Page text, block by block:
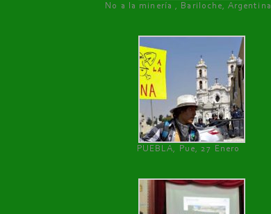
No a la minería , Bariloche, Argentina
PUEBLA, Pue, 27 Enero